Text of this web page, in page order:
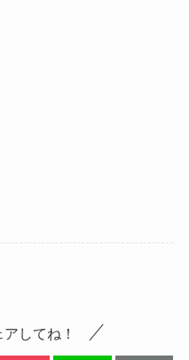
してね！